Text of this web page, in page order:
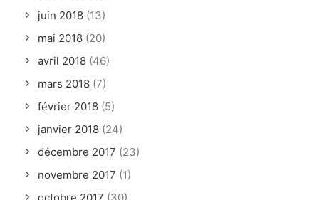
juin 2018 (13)
mai 2018 (20)
avril 2018 (46)
mars 2018 (7)
février 2018 (5)
janvier 2018 (24)
décembre 2017 (23)
novembre 2017 (1)